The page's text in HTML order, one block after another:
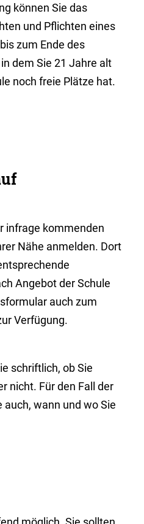
können Sie das
und Pflichten eines
zum Ende des
dem Sie 21 Jahre alt
noch freie Plätze hat.
infrage kommenden
Nähe anmelden. Dort
Angebot der Schule
auch zum
Verfügung.
schriftlich, ob Sie
nicht. Für den Fall der
wann und wo Sie